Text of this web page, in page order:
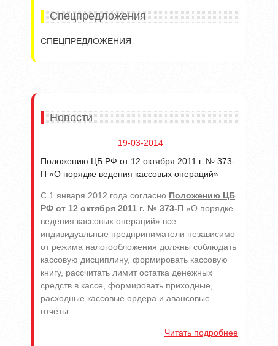
Спецпредложения
СПЕЦПРЕДЛОЖЕНИЯ
Новости
19-03-2014
Положению ЦБ РФ от 12 октября 2011 г. № 373-
П «О порядке ведения кассовых операций»
С 1 января 2012 года согласно Положению ЦБ
РФ от 12 октября 2011 г. № 373-П «О порядке
ведения кассовых операций» все
индивидуальные предприниматели независимо
от режима налогообложения должны соблюдать
кассовую дисциплину, формировать кассовую
книгу, рассчитать лимит остатка денежных
средств в кассе, формировать приходные,
расходные кассовые ордера и авансовые
отчёты.
Читать подробнее